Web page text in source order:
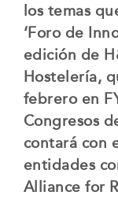
los temas
‘Foro de
edición de
Hostelería,
febrero en
Congresos
contará con
entidades
Alliance for